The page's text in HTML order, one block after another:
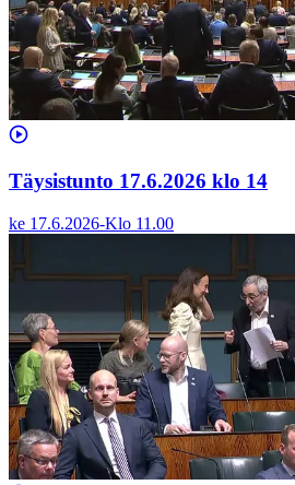
Täysistunto 17.6.2026 klo 14
ke 17.6.2026-Klo 11.00